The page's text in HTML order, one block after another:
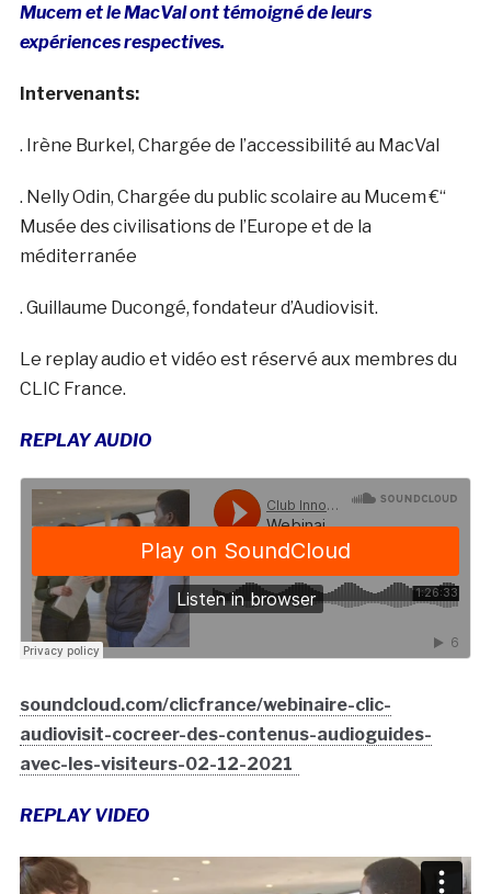
Mucem et le MacVal ont témoigné de leurs
expériences respectives.
Intervenants:
. Irène Burkel, Chargée de l’accessibilité au MacVal
. Nelly Odin, Chargée du public scolaire au Mucem €“
Musée des civilisations de l’Europe et de la
méditerranée
. Guillaume Ducongé, fondateur d’Audiovisit.
Le replay audio et vidéo est réservé aux membres du
CLIC France.
REPLAY AUDIO
soundcloud.com/clicfrance/webinaire-clic-
audiovisit-cocreer-des-contenus-audioguides-
avec-les-visiteurs-02-12-2021
REPLAY VIDEO